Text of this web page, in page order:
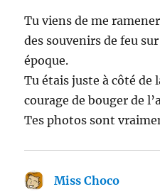
Tu viens de me
des souvenirs de feu
époque.
Tu étais juste à côté de
courage de bouger de
Tes photos sont
Miss Choco